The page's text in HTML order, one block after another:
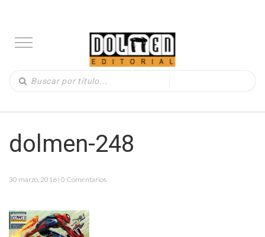
dolmen-248
30 marzo, 2016 | 0 Comentarios